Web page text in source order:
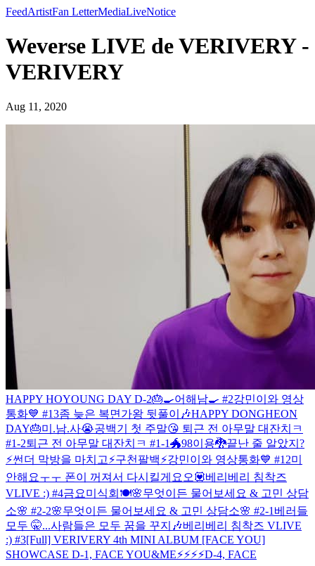
FeedArtistFan LetterMediaLiveNotice
Weverse LIVE de VERIVERY -
VERIVERY
Aug 11, 2020
HAPPY HOYOUNG DAY D-2🎂🍳어해남🍳 #2강민이와 영상
통화💙 #13좀 늦은 복면가왕 뒷풀이🎶HAPPY DONGHEON
DAY🎂미.남.사😭공백기 첫 주말😘 퇴근 전 아무말 대잔치ㅋ
#1-2퇴근 전 아무말 대잔치ㅋ #1-1🐲98이용🐉끝난 줄 알았지?
⚡️썬더 막방을 마치고⚡️구천팔백⚡️강민이와 영상통화💙 #12미
안해요ㅜㅜ 폰이 꺼져서 다시킬게요오💟베리베리 침착즈
VLIVE :) #4금요미식회🍽🌸무엇이든 물어보세요 & 고민 상담
소🌸 #2-2🌸무엇이든 물어보세요 & 고민 상담소🌸 #2-1 베러들
모두 🤫...사람들은 모두 꿈을 꾸지🎶베리베리 침착즈 VLIVE
:) #3[Full] VERIVERY 4th MINI ALBUM [FACE YOU]
SHOWCASE D-1, FACE YOU&ME⚡️⚡️⚡️⚡️D-4, FACE